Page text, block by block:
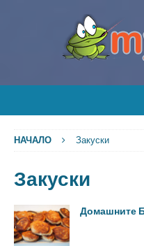
НАЧАЛО Закуски
Закуски
Домашните